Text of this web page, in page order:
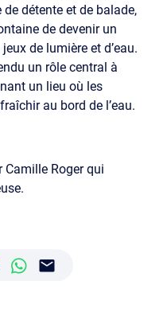
détente et de balade,
de devenir un
de lumière et d’eau.
un rôle central à
un lieu où les
au bord de l’eau.
Roger qui